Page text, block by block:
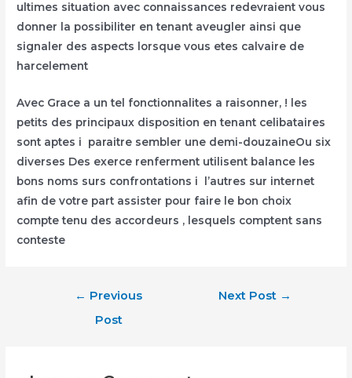
ultimes situation avec connaissances redevraient vous
donner la possibiliter en tenant aveugler ainsi que
signaler des aspects lorsque vous etes calvaire de
harcelement
Avec Grace a un tel fonctionnalites a raisonner, ! les
petits des principaux disposition en tenant celibataires
sont aptes i paraitre sembler une demi-douzaineOu six
diverses Des exerce renferment utilisent balance les
bons noms surs confrontations i l’autres sur internet
afin de votre part assister pour faire le bon choix
compte tenu des accordeurs , lesquels comptent sans
conteste
← Previous
Post
Next Post →